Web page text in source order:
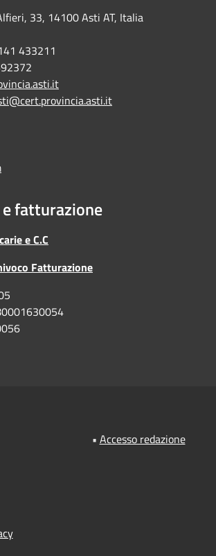
33, 14100 Asti AT, Italia
433211
fatturazione
e C.C
Fatturazione
• Accesso redazione